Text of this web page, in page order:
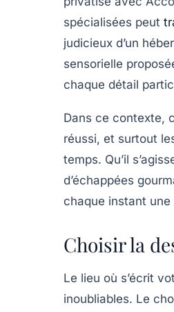
spécialisées peut
judicieux d’un
sensorielle
chaque détail
Dans ce contexte,
réussi, et surtout
temps. Qu’il
d’échappées
chaque instant
Choisir la
Le lieu où s’écrit
inoubliables. Le